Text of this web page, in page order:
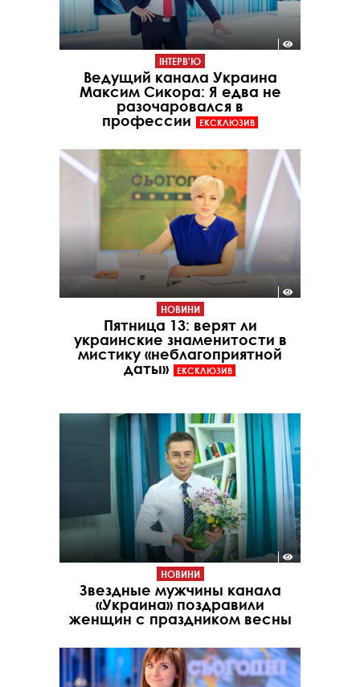
ІНТЕРВ'Ю
Ведущий канала Украина
Максим Сикора: Я едва не
разочаровался в
профессии
ЕКСКЛЮЗИВ
НОВИНИ
Пятница 13: верят ли
украинские знаменитости в
мистику «неблагоприятной
даты»
ЕКСКЛЮЗИВ
НОВИНИ
Звездные мужчины канала
«Украина» поздравили
женщин с праздником весны